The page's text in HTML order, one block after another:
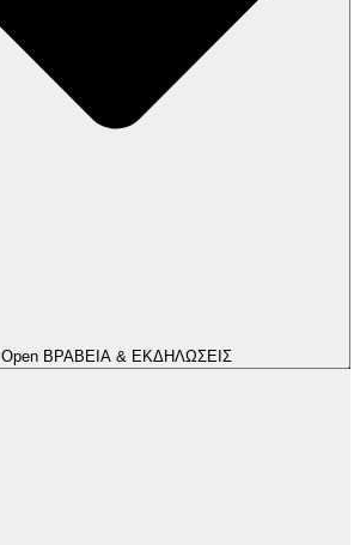
Open ΒΡΑΒΕΙΑ & ΕΚΔΗΛΩΣΕΙΣ